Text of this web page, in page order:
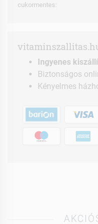
cukormentes:
Ingyenes
Biztonságos
Kényelmes